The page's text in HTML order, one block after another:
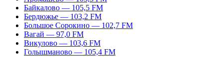
Байкалово — 105,5 FM
Бердюжье — 103,2 FM
Большое Сорокино — 102,7 FM
Вагай — 97,0 FM
Викулово — 103,6 FM
Голышманово — 105,4 FM